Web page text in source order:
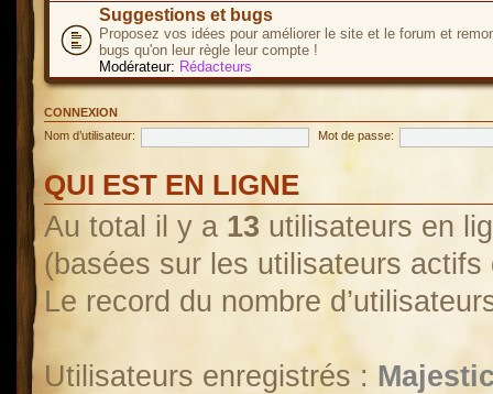
Suggestions et bugs
Proposez vos idées pour améliorer le site et le forum et
bugs qu'on leur règle leur compte !
Modérateur: Rédacteurs
CONNEXION
Nom d’utilisateur:
Mot de passe:
QUI EST EN LIGNE
Au total il y a 13 utilisateurs en
(basées sur les utilisateurs
Le record du nombre
Utilisateurs enregistrés :